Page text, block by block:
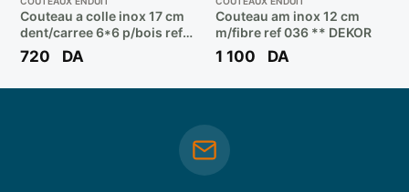
Couteau a colle inox 17 cm
dent/carree 6*6 p/bois ref
473 ** DEKOR
720 DA
Couteau am inox 12 cm
m/fibre ref 036 ** DEKOR
1 100 DA